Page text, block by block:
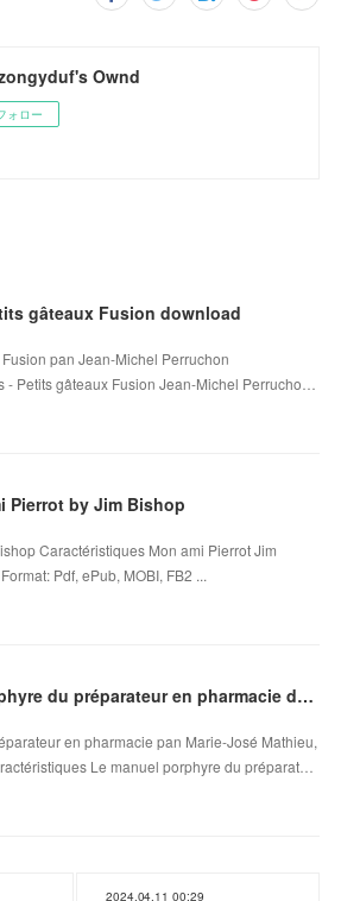
Ownd
ォロー
gâteaux Fusion download
pan Jean-Michel Perruchon
- Petits gâteaux Fusion Jean-Michel Perrucho…
Pierrot by Jim Bishop
Caractéristiques Mon ami Pierrot Jim
Pdf, ePub, MOBI, FB2 ...
[PDF] Le manuel porphyre du préparateur en pharmacie download
en pharmacie pan Marie-José Mathieu,
Le manuel porphyre du préparat…
2024.04.11 00:29